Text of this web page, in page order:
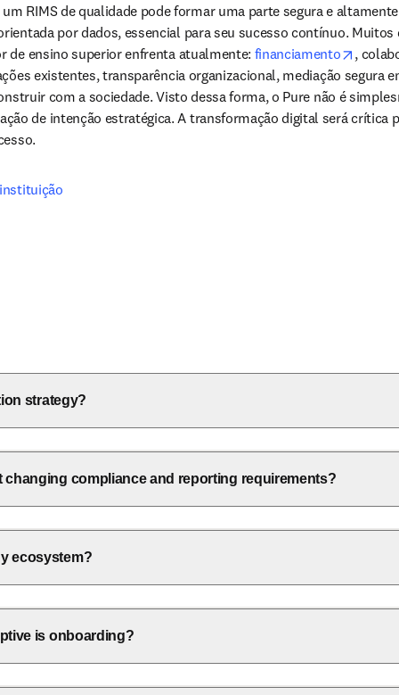
RIMS de qualidade pode formar uma parte segura e
por dados, essencial para seu sucesso contínuo.
de ensino superior enfrenta atualmente: financiamento
,
existentes, transparência organizacional, mediação segura
com a sociedade. Visto dessa forma, o Pure não é
de intenção estratégica. A transformação digital será crítica
strategy?
compliance and reporting requirements?
ecosystem?
is onboarding?